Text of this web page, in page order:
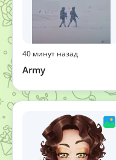
40 минут назад
Army